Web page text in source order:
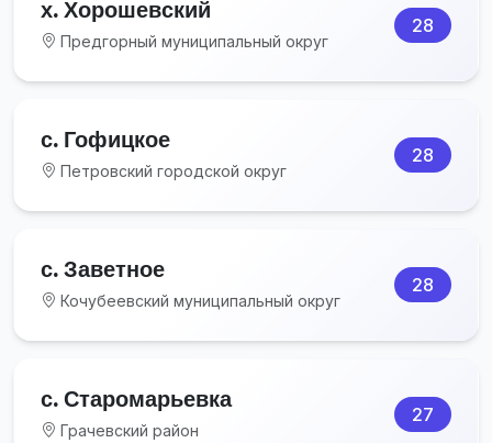
х. Хорошевский
Предгорный муниципальный округ
28
с. Гофицкое
Петровский городской округ
28
с. Заветное
Кочубеевский муниципальный округ
28
с. Старомарьевка
Грачевский район
27